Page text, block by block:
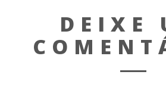
DEIXE